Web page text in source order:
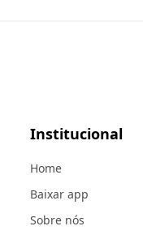
Institucional
Home
Baixar app
Sobre nós